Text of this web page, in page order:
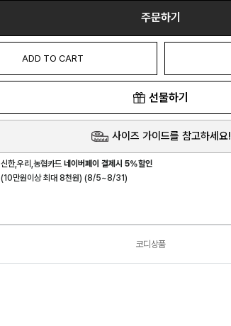
주문하기
ADD TO CART
선물하기
사이즈 가이드를 참고하세요!
신한,우리,농협카드네이버페이 결제시 5%할인
(10만원이상 최대 8천원) (8/5~8/31)
코디상품